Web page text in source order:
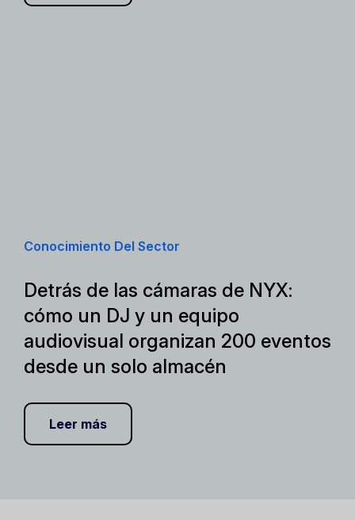
Conocimiento Del Sector
Detrás de las cámaras de NYX:
cómo un DJ y un equipo
audiovisual organizan 200 eventos
desde un solo almacén
Leer más